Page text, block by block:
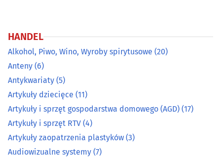
Chemia gospodarcza
Cukiernie, ciastkarnie, cukiernicze wyroby
Dekoracyjne artykuły (13)
Dewocjonalia, artykuły komunijne, do chrztu
HANDEL
Alkohol, Piwo, Wino, Wyroby spirytusowe (20)
Anteny (6)
Antykwariaty (5)
Artykuły dziecięce (11)
Artykuły i sprzęt gospodarstwa domowego (AGD) (17)
Artykuły i sprzęt RTV (4)
Artykuły zaopatrzenia plastyków (3)
Audiowizualne systemy (7)